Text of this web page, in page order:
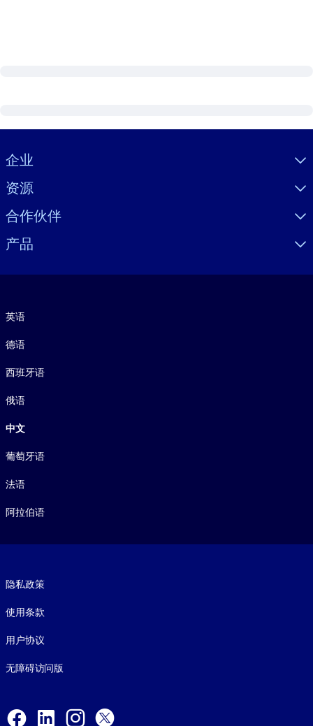
Visually hidden Text
企业
资源
合作伙伴
产品
英语
德语
西班牙语
俄语
中文
葡萄牙语
法语
阿拉伯语
隐私政策
使用条款
用户协议
无障碍访问版
Facebook
LinkedInInstagram